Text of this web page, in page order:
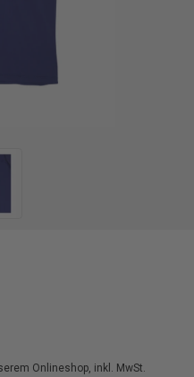
Onlineshop, inkl. MwSt.